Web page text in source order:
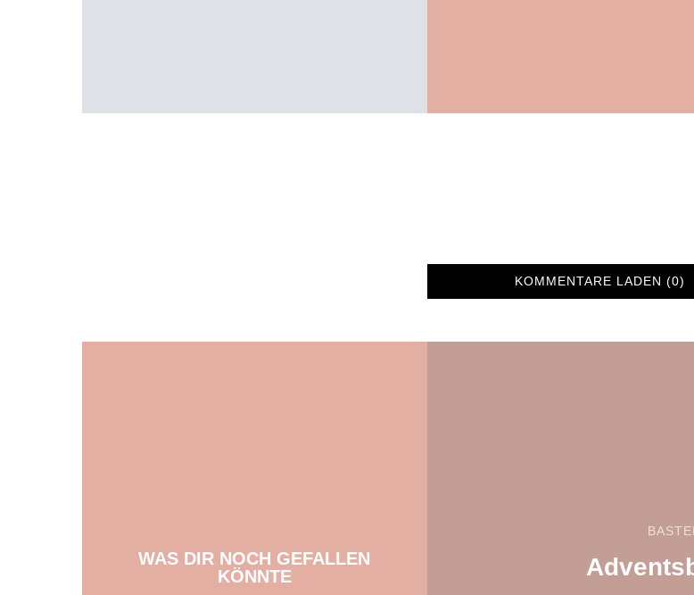
KOMMENTARE LADEN (0)
WAS DIR NOCH GEFALLEN
KÖNNTE